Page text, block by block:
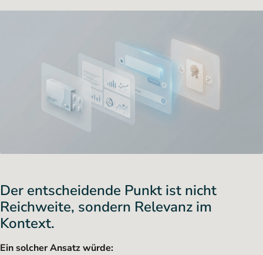
Der entscheidende Punkt ist nicht
Reichweite, sondern Relevanz im
Kontext.
Ein solcher Ansatz würde: